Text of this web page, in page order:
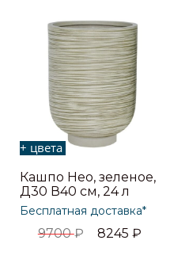
+ цвета
Кашпо Нео, зеленое,
Д30 В40 см, 24 л
Бесплатная доставка*
9700₽ 8245 ₽